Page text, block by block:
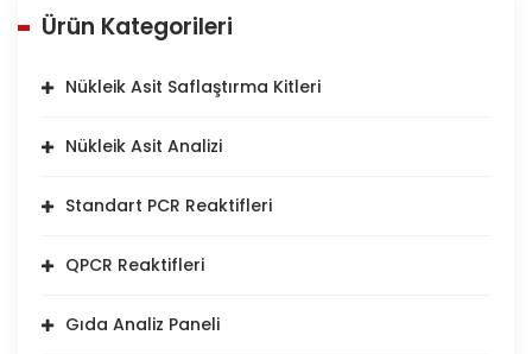
Ürün Kategorileri
Nükleik Asit Saflaştırma Kitleri
Nükleik Asit Analizi
Standart PCR Reaktifleri
QPCR Reaktifleri
Gıda Analiz Paneli